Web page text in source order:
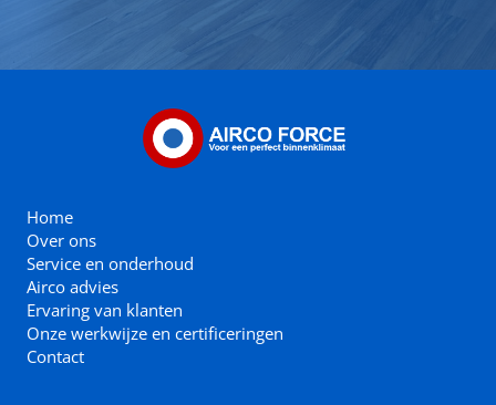
Home
Over ons
Service en onderhoud
Airco advies
Ervaring van klanten
Onze werkwijze en certificeringen
Contact